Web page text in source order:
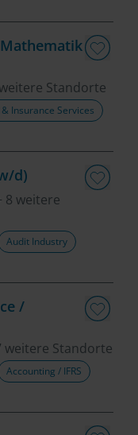
Standorte
Insurance Services
d)
8 weitere
Audit Industry
/
weitere Standorte
Accounting / IFRS